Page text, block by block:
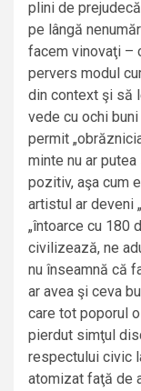
plini de
pe lângă
facem vinovaţi –
pervers modul
din context şi să
vede cu ochi
permit
minte nu ar
pozitiv, aşa cum
artistul ar deveni
„întoarce cu 180
civilizează, ne
nu înseamnă că
ar avea şi ceva
care tot poporul
pierdut simţul
respectului civic
atomizat faţă de